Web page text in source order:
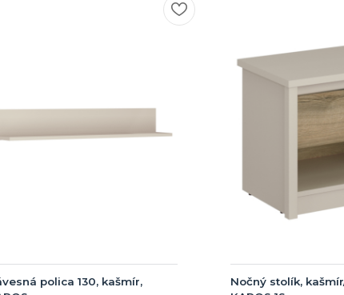
polica 130, kašmír,
Nočný stolík,